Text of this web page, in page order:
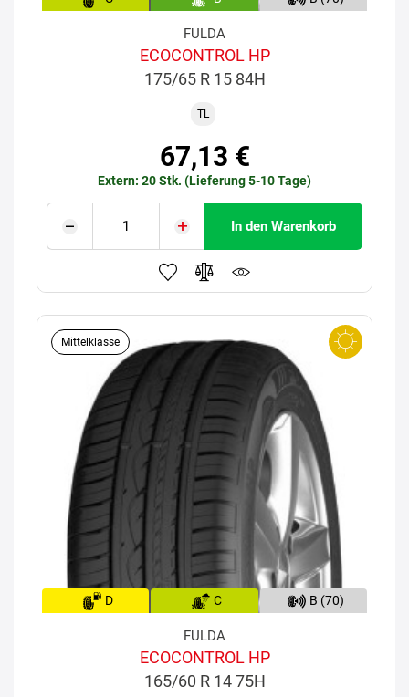
FULDA
ECOCONTROL HP
175/65 R 15 84H
TL
67,13 €
Extern: 20 Stk. (Lieferung 5-10 Tage)
In den Warenkorb
Mittelklasse
D C B (70)
FULDA
ECOCONTROL HP
165/60 R 14 75H